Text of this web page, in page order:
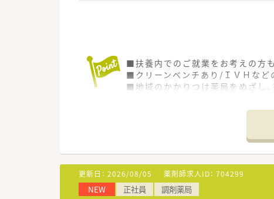
■扶養内でのご就業をお考えの方
■クリーンベンチあり/ＩＶＨなど
■地域のかかりつけ薬局をめざし
更新日： 2026/08/05 薬剤師求人ID： 704299
NEW 正社員 調剤薬局